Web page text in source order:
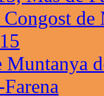
de
Muntanya